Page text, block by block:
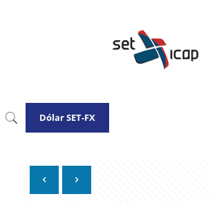
Dólar SET-FX